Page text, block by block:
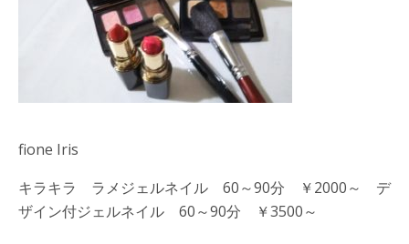
fione Iris
キラキラ ラメジェルネイル 60～90分 ￥2000～ デ
ザイン付ジェルネイル 60～90分 ￥3500～